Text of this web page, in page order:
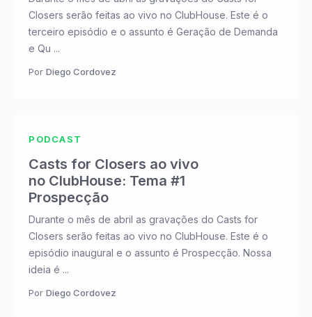
Closers serão feitas ao vivo no ClubHouse. Este é o
terceiro episódio e o assunto é Geração de Demanda
e Qu ...
Por Diego Cordovez
PODCAST
Casts for Closers ao vivo
no ClubHouse: Tema #1
Prospecção
Durante o mês de abril as gravações do Casts for
Closers serão feitas ao vivo no ClubHouse. Este é o
episódio inaugural e o assunto é Prospecção. Nossa
ideia é ...
Por Diego Cordovez